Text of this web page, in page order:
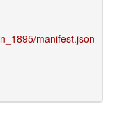
manifest.json